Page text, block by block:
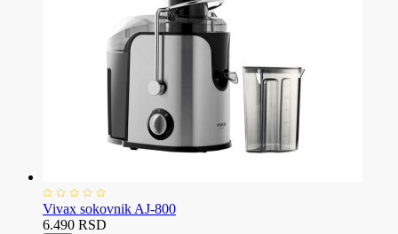
Vivax sokovnik AJ-800
6.490 RSD